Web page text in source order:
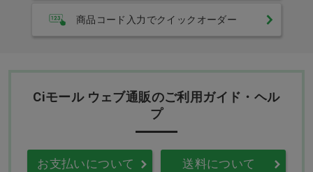
商品コード入力でクイックオーダー
Ciモール ウェブ通販のご利用ガイド・ヘル
プ
お支払いについて 送料について